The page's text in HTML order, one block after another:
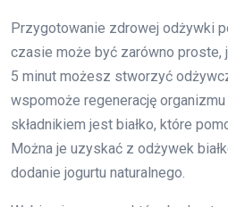
Przygotowanie zdrowej odżywki
czasie może być zarówno proste,
5 minut możesz stworzyć
wspomoże regenerację
składnikiem jest białko, które
Można je uzyskać z odżywek
dodanie jogurtu naturalnego.